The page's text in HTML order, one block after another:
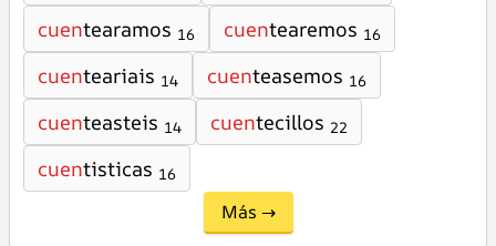
cuentearamos 16 cuentearemos 16
cuenteariais 14 cuenteasemos 16
cuenteasteis 14 cuentecillos 22
cuentisticas 16
Más →